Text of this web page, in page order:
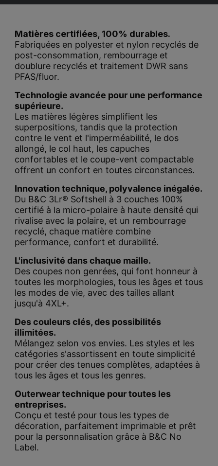
Matières certifiées, 100% durables.
Fabriquées en polyester et nylon recyclés de
post-consommation, rembourrage et
doublure recyclés et traitement DWR sans
PFAS/fluor.
Technologie avancée pour une performance
supérieure.
Les matières légères simplifient les
superpositions, tandis que la protection
contre le vent et l'imperméabilité, le dos
allongé, le col haut, les capuches
confortables et le coupe-vent compactable
offrent un confort en toutes circonstances.
Innovation technique, polyvalence inégalée.
Du B&C 3Lr® Softshell à 3 couches 100%
certifié à la micro-polaire à haute densité qui
rivalise avec la polaire, et un rembourrage
recyclé, chaque matière combine
performance, confort et durabilité.
L'inclusivité dans chaque maille.
Des coupes non genrées, qui font honneur à
toutes les morphologies, tous les âges et tous
les modes de vie, avec des tailles allant
jusqu'à 4XL+.
Des couleurs clés, des possibilités
illimitées.
Mélangez selon vos envies. Les styles et les
catégories s'assortissent en toute simplicité
pour créer des tenues complètes, adaptées à
tous les âges et tous les genres.
Outerwear technique pour toutes les
entreprises.
Conçu et testé pour tous les types de
décoration, parfaitement imprimable et prêt
pour la personnalisation grâce à B&C No
Label.